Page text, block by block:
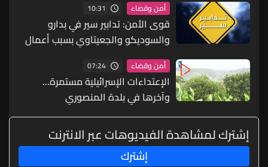
أمن وقضاء 10:31
قوى الأمن: تدابير سير في بدارو
والسوديكو والجعيتاوي بسبب أعمال
برش وتخطيط وتعبيد
أمن وقضاء 07:24
الإعتداءات الإسرائيلية مستمرة...
وآخرها في بلدة المنصوري
إشترك لمشاهدة الفيديوهات عبر الانترنت
إشترك